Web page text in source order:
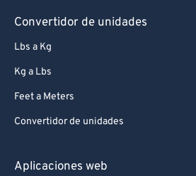
Convertidor de unidades
Lbs a Kg
Kg a Lbs
Feet a Meters
Convertidor de unidades
Aplicaciones web